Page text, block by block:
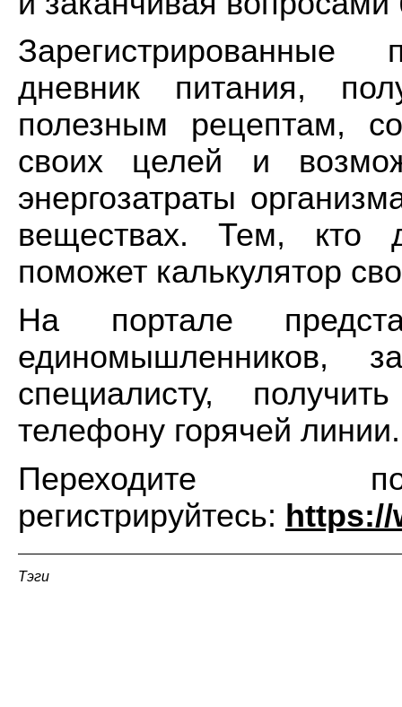
Зарегистрированные
дневник питания,
полезным рецептам,
своих целей и
энергозатраты
веществах. Тем, кто
поможет калькулятор
На портале
единомышленников,
специалисту,
телефону горячей линии.
регистрируйтесь: https://
Тэги